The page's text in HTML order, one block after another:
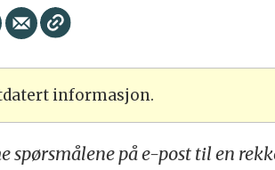
informasjon.
på e-post til en